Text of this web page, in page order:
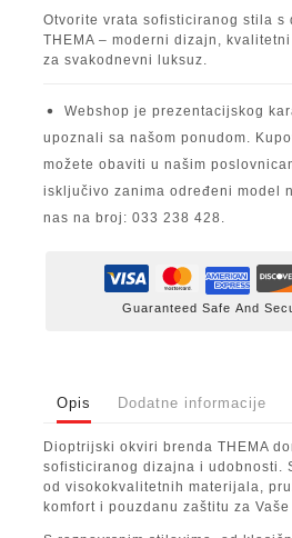
Otvorite vrata sofisticiranog stila s
THEMA – moderni dizajn,
za svakodnevni luksuz.
Webshop je prezentacijskog
upoznali sa našom ponudom.
možete obaviti u našim
isključivo zanima određeni model
nas na broj: 033 238 428.
Guaranteed Safe And
Opis Dodatne informacije
Dioptrijski okviri brenda THEMA
sofisticiranog dizajna i udobnosti.
od visokokvalitetnih materijala,
komfort i pouzdanu zaštitu za